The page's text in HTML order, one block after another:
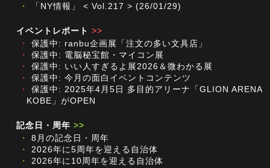
・
「NY情報」 < Vol.217 > (26/01/29)
イベントレポート >>
・
保護中: ranbu企画展「注文の多い文具店」
・
保護中: 電脳秘宝館・マイコン展
・
保護中: いい人すぎるよ展2026＆微わかる展
・
保護中: 今月の面白イベントコンテンツ
・
保護中: 2025年4月5日 多目的アリーナ「GLION ARENA
KOBE」がOPEN
記念日・周年 >>
・
8月の記念日・周年
・
2026年に5周年を迎える自治体
・
2026年に10周年を迎える自治体